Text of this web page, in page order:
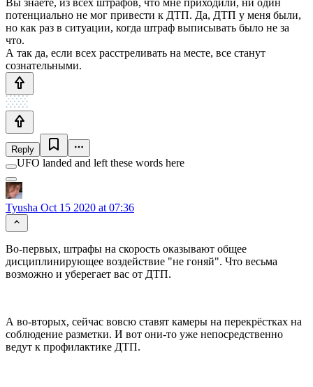
потенциально не мог привести к ДТП. Да, ДТП у меня были,
но как раз в ситуации, когда штраф выписывать было не за
что.
А так да, если всех расстреливать на месте, все станут
сознательными.
Reply
UFO landed and left these words here
Tyusha Oct 15 2020 at 07:36
Во-первых, штрафы на скорость оказывают общее
дисциплинирующее воздействие "не гоняй". Что весьма
возможно и уберегает вас от ДТП.
А во-вторых, сейчас вовсю ставят камеры на перекрёстках на
соблюдение разметки. И вот они-то уже непосредственно
ведут к профилактике ДТП.